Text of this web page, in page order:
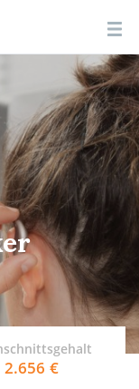
2.656